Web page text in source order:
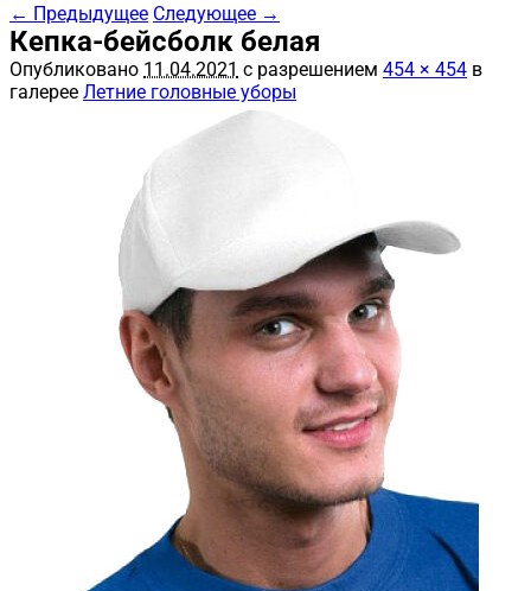
← Предыдущее Следующее →
Кепка-бейсболк белая
Опубликовано 11.04.2021 с разрешением 454 × 454 в
галерее Летние головные уборы